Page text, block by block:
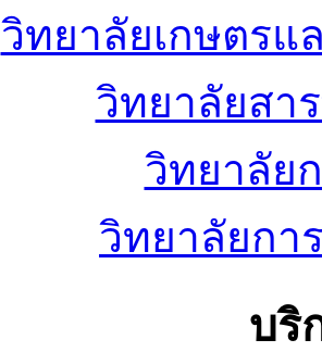
วิทยาลัยเกษตรแ
วิทยาลัยสา
วิทยาลัย
วิทยาลัยก
บริ